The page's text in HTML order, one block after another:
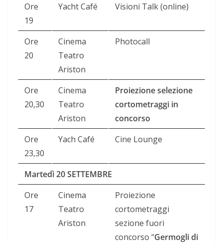
Ore
19
Yacht Café Visioni Talk (online)
Ore
20
Cinema
Teatro
Ariston
Photocall
Ore
20,30
Cinema
Teatro
Ariston
Proiezione selezione
cortometraggi in
concorso
Ore
23,30
Yach Café Cine Lounge
Martedì 20 SETTEMBRE
Ore
17
Cinema
Teatro
Ariston
Proiezione
cortometraggi
sezione fuori
concorso “Germogli di